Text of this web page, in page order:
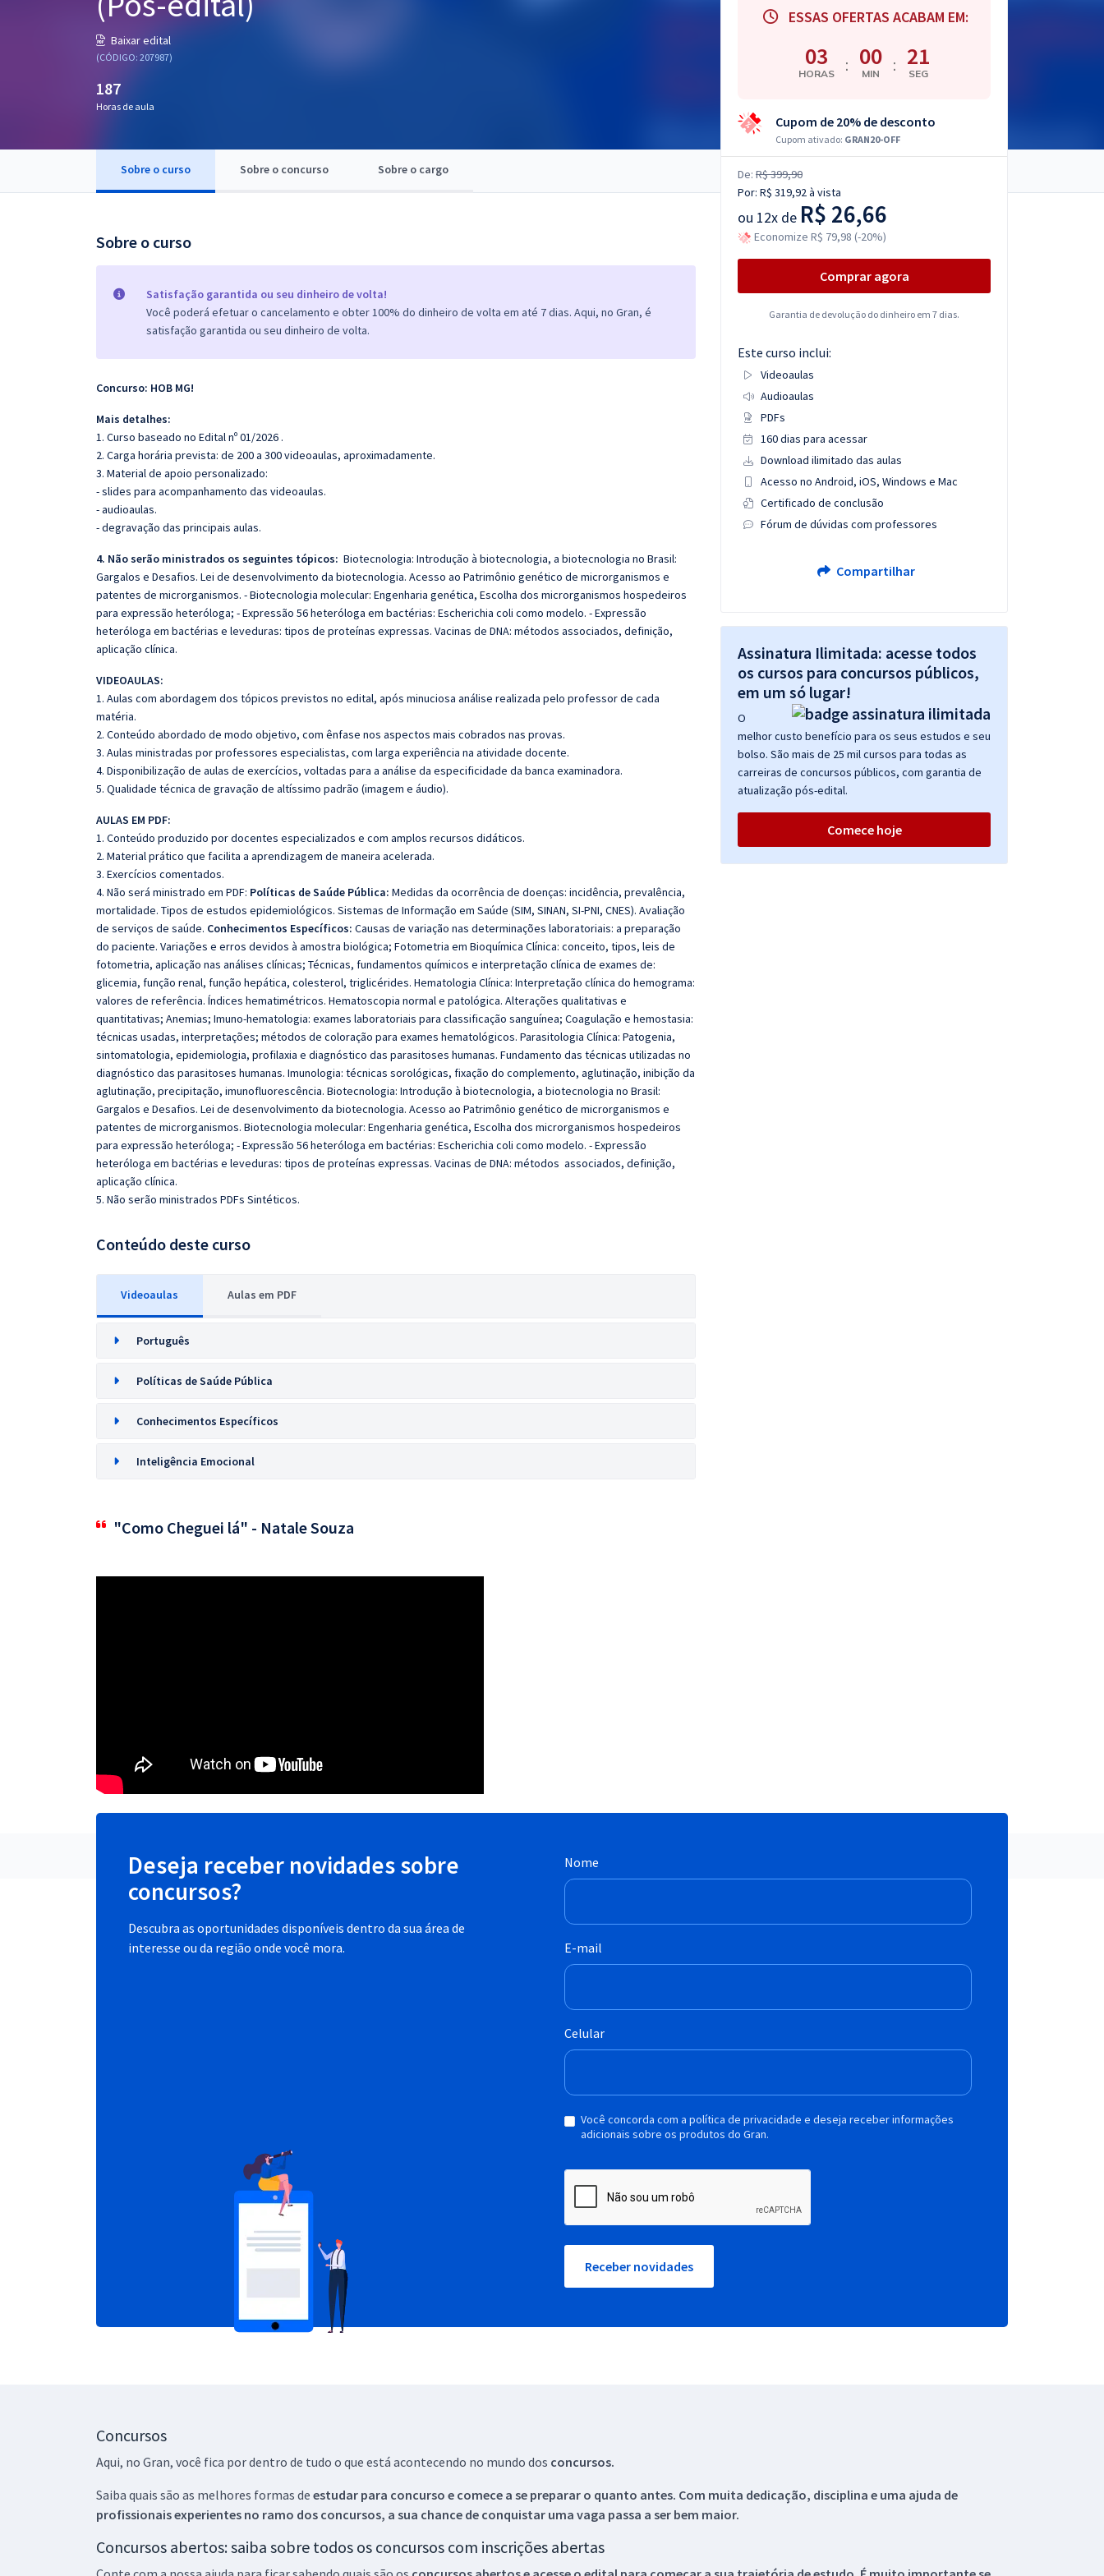
Baixar edital
(CÓDIGO: 207987)
187
Horas de aula
Sobre o curso Sobre o concurso Sobre o cargo
Sobre o curso
Satisfação garantida ou seu dinheiro de volta!
Você poderá efetuar o cancelamento e obter 100% do dinheiro de volta em até 7 dias. Aqui, no Gran, é
satisfação garantida ou seu dinheiro de volta.
Concurso: HOB MG!
Mais detalhes:
1. Curso baseado no Edital nº 01/2026 .
2. Carga horária prevista: de 200 a 300 videoaulas, aproximadamente.
3. Material de apoio personalizado:
- slides para acompanhamento das videoaulas.
- audioaulas.
- degravação das principais aulas.
4. Não serão ministrados os seguintes tópicos: Biotecnologia: Introdução à biotecnologia, a biotecnologia no Brasil:
Gargalos e Desafios. Lei de desenvolvimento da biotecnologia. Acesso ao Patrimônio genético de microrganismos e
patentes de microrganismos. - Biotecnologia molecular: Engenharia genética, Escolha dos microrganismos hospedeiros
para expressão heteróloga; - Expressão 56 heteróloga em bactérias: Escherichia coli como modelo. - Expressão
heteróloga em bactérias e leveduras: tipos de proteínas expressas. Vacinas de DNA: métodos associados, definição,
aplicação clínica.
VIDEOAULAS:
1. Aulas com abordagem dos tópicos previstos no edital, após minuciosa análise realizada pelo professor de cada
matéria.
2. Conteúdo abordado de modo objetivo, com ênfase nos aspectos mais cobrados nas provas.
3. Aulas ministradas por professores especialistas, com larga experiência na atividade docente.
4. Disponibilização de aulas de exercícios, voltadas para a análise da especificidade da banca examinadora.
5. Qualidade técnica de gravação de altíssimo padrão (imagem e áudio).
AULAS EM PDF:
1. Conteúdo produzido por docentes especializados e com amplos recursos didáticos.
2. Material prático que facilita a aprendizagem de maneira acelerada.
3. Exercícios comentados.
4. Não será ministrado em PDF: Políticas de Saúde Pública: Medidas da ocorrência de doenças: incidência, prevalência,
mortalidade. Tipos de estudos epidemiológicos. Sistemas de Informação em Saúde (SIM, SINAN, SI-PNI, CNES). Avaliação
de serviços de saúde. Conhecimentos Específicos: Causas de variação nas determinações laboratoriais: a preparação
do paciente. Variações e erros devidos à amostra biológica; Fotometria em Bioquímica Clínica: conceito, tipos, leis de
fotometria, aplicação nas análises clínicas; Técnicas, fundamentos químicos e interpretação clínica de exames de:
glicemia, função renal, função hepática, colesterol, triglicérides. Hematologia Clínica: Interpretação clínica do hemograma:
valores de referência. Índices hematimétricos. Hematoscopia normal e patológica. Alterações qualitativas e
quantitativas; Anemias; Imuno-hematologia: exames laboratoriais para classificação sanguínea; Coagulação e hemostasia:
técnicas usadas, interpretações; métodos de coloração para exames hematológicos. Parasitologia Clínica: Patogenia,
sintomatologia, epidemiologia, profilaxia e diagnóstico das parasitoses humanas. Fundamento das técnicas utilizadas no
diagnóstico das parasitoses humanas. Imunologia: técnicas sorológicas, fixação do complemento, aglutinação, inibição da
aglutinação, precipitação, imunofluorescência. Biotecnologia: Introdução à biotecnologia, a biotecnologia no Brasil:
Gargalos e Desafios. Lei de desenvolvimento da biotecnologia. Acesso ao Patrimônio genético de microrganismos e
patentes de microrganismos. Biotecnologia molecular: Engenharia genética, Escolha dos microrganismos hospedeiros
para expressão heteróloga; - Expressão 56 heteróloga em bactérias: Escherichia coli como modelo. - Expressão
heteróloga em bactérias e leveduras: tipos de proteínas expressas. Vacinas de DNA: métodos associados, definição,
aplicação clínica.
5. Não serão ministrados PDFs Sintéticos.
Conteúdo deste curso
Videoaulas Aulas em PDF
Português
Políticas de Saúde Pública
Conhecimentos Específicos
Inteligência Emocional
"Como Cheguei lá" - Natale Souza
ESSAS OFERTAS ACABAM EM:
03
HORAS : 00
MIN : 20
SEG
Cupom de 20% de desconto
Cupom ativado: GRAN20-OFF
De: R$ 399,90
Por: R$ 319,92à vista
ou 12x de R$ 26,66
Economize R$ 79,98 (-20%)
Comprar agora
Garantia de devolução do dinheiro em 7 dias.
Este curso inclui:
Videoaulas
Audioaulas
PDFs
160 dias para acessar
Download ilimitado das aulas
Acesso no Android, iOS, Windows e Mac
Certificado de conclusão
Fórum de dúvidas com professores
Compartilhar
Assinatura Ilimitada: acesse todos
os cursos para concursos públicos,
em um só lugar!
O
melhor custo benefício para os seus estudos e seu
bolso. São mais de 25 mil cursos para todas as
carreiras de concursos públicos, com garantia de
atualização pós-edital.
Comece hoje
Deseja receber novidades sobre
concursos?
Descubra as oportunidades disponíveis dentro da sua área de
interesse ou da região onde você mora.
Nome
E-mail
Celular
Você concorda com a política de privacidade e deseja receber informações
adicionais sobre os produtos do Gran.
Receber novidades
Concursos
Aqui, no Gran, você fica por dentro de tudo o que está acontecendo no mundo dos concursos.
Saiba quais são as melhores formas de estudar para concurso e comece a se preparar o quanto antes. Com muita dedicação, disciplina e uma ajuda de
profissionais experientes no ramo dos concursos, a sua chance de conquistar uma vaga passa a ser bem maior.
Concursos abertos: saiba sobre todos os concursos com inscrições abertas